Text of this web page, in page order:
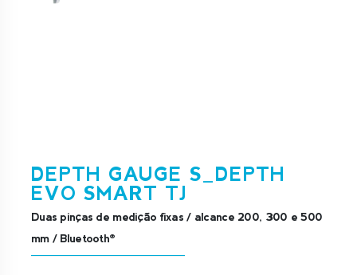
DEPTH GAUGE S_DEPTH
EVO SMART TJ
Duas pinças de medição fixas / alcance 200, 300 e 500
mm / Bluetooth®